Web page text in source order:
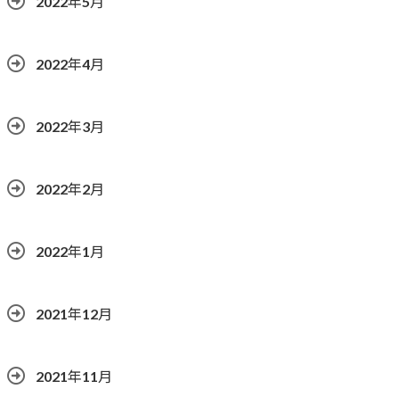
2022年4月
2022年3月
2022年2月
2022年1月
2021年12月
2021年11月